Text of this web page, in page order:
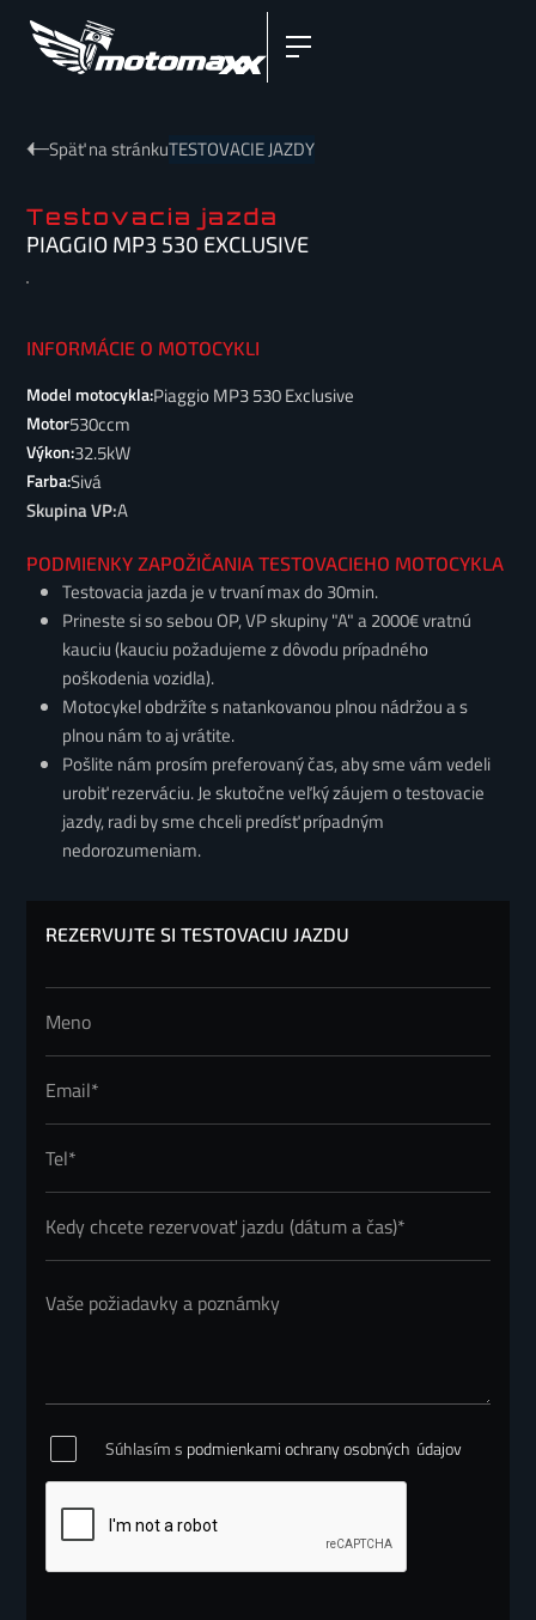
Späť na stránkuTESTOVACIE JAZDY
Testovacia jazda
PIAGGIO MP3 530 EXCLUSIVE
INFORMÁCIE O MOTOCYKLI
Model motocykla:Piaggio MP3 530 Exclusive
Motor530ccm
Výkon:32.5kW
Farba:Sivá
Skupina VP:A
PODMIENKY ZAPOŽIČANIA TESTOVACIEHO MOTOCYKLA
Testovacia jazda je v trvaní max do 30min.
Prineste si so sebou OP, VP skupiny "A" a 2000€ vratnú
kauciu (kauciu požadujeme z dôvodu prípadného
poškodenia vozidla).
Motocykel obdržíte s natankovanou plnou nádržou a s
plnou nám to aj vrátite.
Pošlite nám prosím preferovaný čas, aby sme vám vedeli
urobiť rezerváciu. Je skutočne veľký záujem o testovacie
jazdy, radi by sme chceli predísť prípadným
nedorozumeniam.
REZERVUJTE SI TESTOVACIU JAZDU
Súhlasím s podmienkami ochrany osobných údajov